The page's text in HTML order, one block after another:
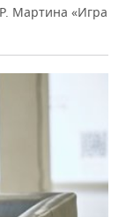
Мартина «Игра